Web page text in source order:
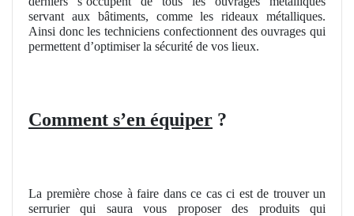
servant aux bâtiments, comme les rideaux métalliques.
Ainsi donc les techniciens confectionnent des ouvrages qui
permettent d’optimiser la sécurité de vos lieux.
Comment s’en équiper ?
La première chose à faire dans ce cas ci est de trouver un
serrurier qui saura vous proposer des produits qui